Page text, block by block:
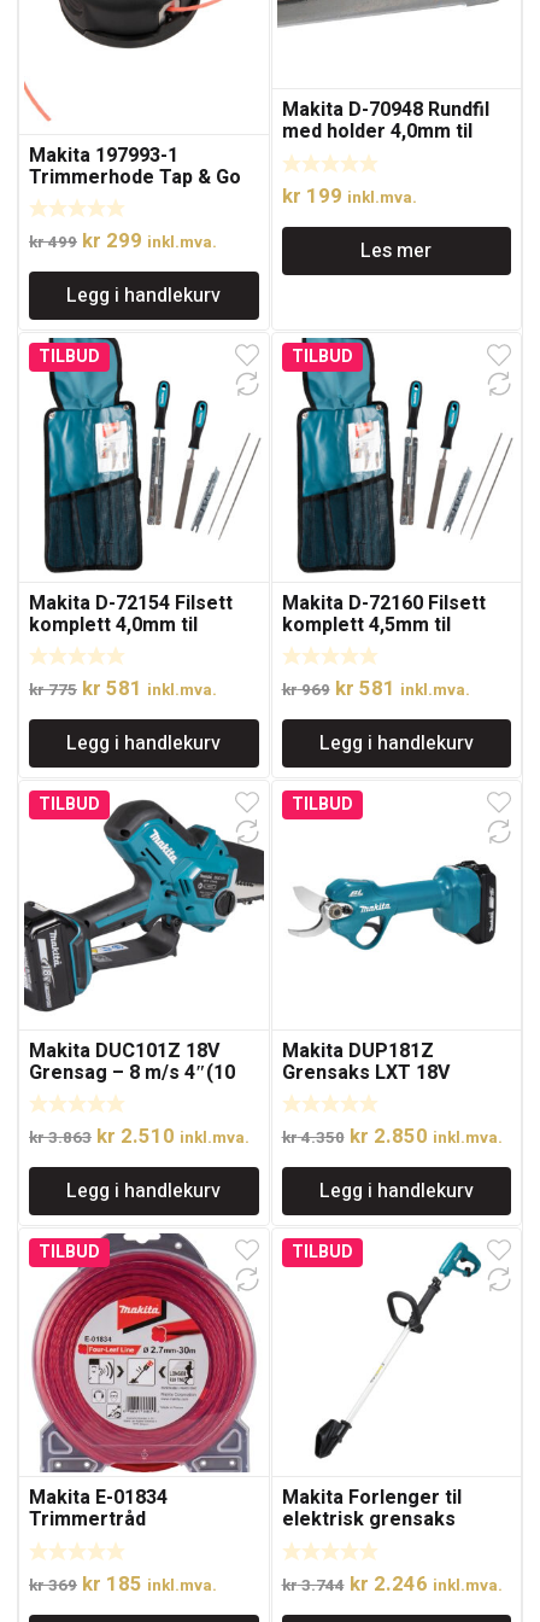
Makita 197993-1
Trimmerhode Tap & Go
2,4mm M10x1,25LH
kr499 Opprinnelig
pris
var:
kr 499.
kr 299 Nåværende
pris
er:
kr 299.
inkl.mva.
Legg i handlekurv
Makita D-70948 Rundfil
med holder 4,0mm til
kjede- og motorsag
kr 199 inkl.mva.
Les mer
TILBUD
Makita D-72154 Filsett
komplett 4,0mm til
kjede- og motorsag
kr775 Opprinnelig
pris
var:
kr 775.
kr 581 Nåværende
pris
er:
kr 581.
inkl.mva.
Legg i handlekurv
TILBUD
Makita D-72160 Filsett
komplett 4,5mm til
kjede- og motorsag
kr969 Opprinnelig
pris
var:
kr 969.
kr 581 Nåværende
pris
er:
kr 581.
inkl.mva.
Legg i handlekurv
TILBUD
Makita DUC101Z 18V
Grensag – 8 m/s 4″(10
cm) uten batteri.
Kompakt og lett.
kr3.863 Opprinnelig
pris
var:
kr 3.863.
kr 2.510 Nåværende
pris
er:
kr 2.510.
inkl.mva.
Legg i handlekurv
TILBUD
Makita DUP181Z
Grensaks LXT 18V
kr4.350 Opprinnelig
pris
var:
kr 4.350.
kr 2.850Nåværende
pris
er:
kr 2.850.
inkl.mva.
Legg i handlekurv
TILBUD
Makita E-01834
Trimmertråd
kløverformet 2,7 mm x
30 meter
kr369 Opprinnelig
pris
kr 185 Nåværende
pris
inkl.mva.
TILBUD
Makita Forlenger til
elektrisk grensaks
kr3.744 Opprinnelig
pris
kr 2.246Nåværende
pris
inkl.mva.